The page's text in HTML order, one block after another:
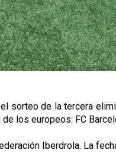
de la tercera
los europeos: FC
Iberdrola. La